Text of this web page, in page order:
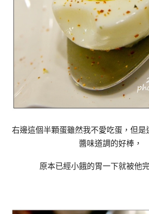
右邊這個半顆蛋雖然我不愛吃蛋，但是
醬味道調的好棒，
原本已經小餓的胃一下就被他